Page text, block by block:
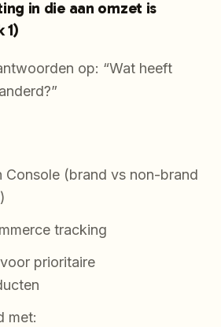
in die aan omzet is
1)
op: “Wat heeft
Console (brand vs non-brand
tracking
prioritaire
met: